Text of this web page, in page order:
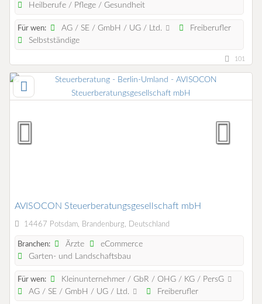
Heilberufe / Pflege / Gesundheit
Für wen: AG / SE / GmbH / UG / Ltd.
Freiberufler
Selbstständige
101
AVISOCON Steuerberatungsgesellschaft mbH
14467 Potsdam, Brandenburg, Deutschland
Branchen: Ärzte
eCommerce
Garten- und Landschaftsbau
Für wen:
Kleinunternehmer / GbR / OHG / KG / PersG
AG / SE / GmbH / UG / Ltd.
Freiberufler